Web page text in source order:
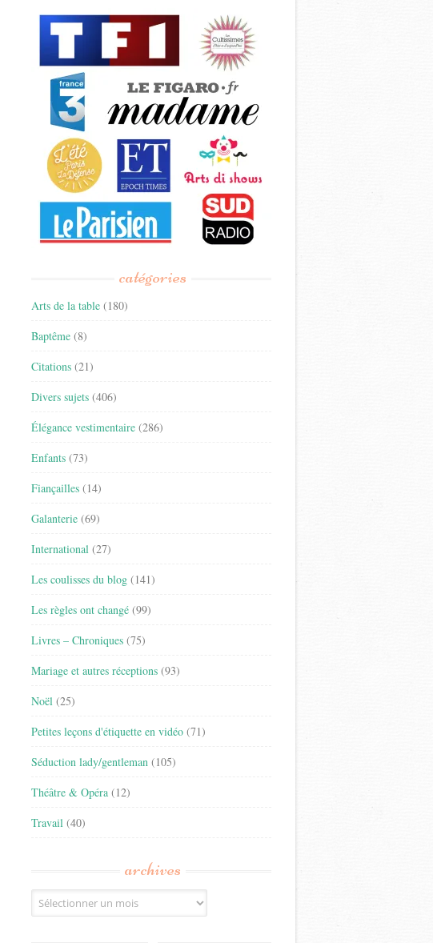
catégories
Arts de la table (180)
Baptême (8)
Citations (21)
Divers sujets (406)
Élégance vestimentaire (286)
Enfants (73)
Fiançailles (14)
Galanterie (69)
International (27)
Les coulisses du blog (141)
Les règles ont changé (99)
Livres – Chroniques (75)
Mariage et autres réceptions (93)
Noël (25)
Petites leçons d'étiquette en vidéo (71)
Séduction lady/gentleman (105)
Théâtre & Opéra (12)
Travail (40)
archives
Archives